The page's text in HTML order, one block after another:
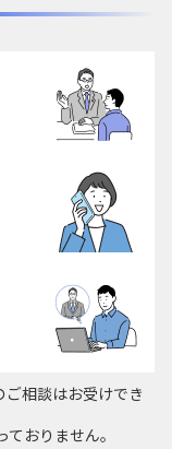
ご相談はお受けでき
おりません。